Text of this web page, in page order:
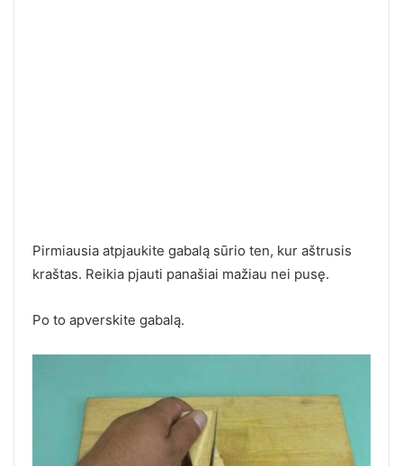
Pirmiausia atpjaukite gabalą sūrio ten, kur aštrusis
kraštas. Reikia pjauti panašiai mažiau nei pusę.
Po to apverskite gabalą.